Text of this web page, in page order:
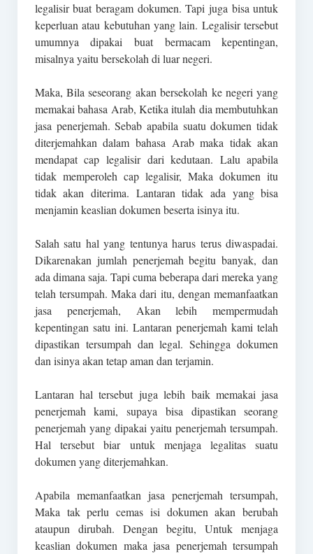
legalisir buat beragam dokumen. Tapi juga bisa untuk
keperluan atau kebutuhan yang lain. Legalisir tersebut
umumnya dipakai buat bermacam kepentingan,
misalnya yaitu bersekolah di luar negeri.
Maka, Bila seseorang akan bersekolah ke negeri yang
memakai bahasa Arab, Ketika itulah dia membutuhkan
jasa penerjemah. Sebab apabila suatu dokumen tidak
diterjemahkan dalam bahasa Arab maka tidak akan
mendapat cap legalisir dari kedutaan. Lalu apabila
tidak memperoleh cap legalisir, Maka dokumen itu
tidak akan diterima. Lantaran tidak ada yang bisa
menjamin keaslian dokumen beserta isinya itu.
Salah satu hal yang tentunya harus terus diwaspadai.
Dikarenakan jumlah penerjemah begitu banyak, dan
ada dimana saja. Tapi cuma beberapa dari mereka yang
telah tersumpah. Maka dari itu, dengan memanfaatkan
jasa penerjemah, Akan lebih mempermudah
kepentingan satu ini. Lantaran penerjemah kami telah
dipastikan tersumpah dan legal. Sehingga dokumen
dan isinya akan tetap aman dan terjamin.
Lantaran hal tersebut juga lebih baik memakai jasa
penerjemah kami, supaya bisa dipastikan seorang
penerjemah yang dipakai yaitu penerjemah tersumpah.
Hal tersebut biar untuk menjaga legalitas suatu
dokumen yang diterjemahkan.
Apabila memanfaatkan jasa penerjemah tersumpah,
Maka tak perlu cemas isi dokumen akan berubah
ataupun dirubah. Dengan begitu, Untuk menjaga
keaslian dokumen maka jasa penerjemah tersumpah